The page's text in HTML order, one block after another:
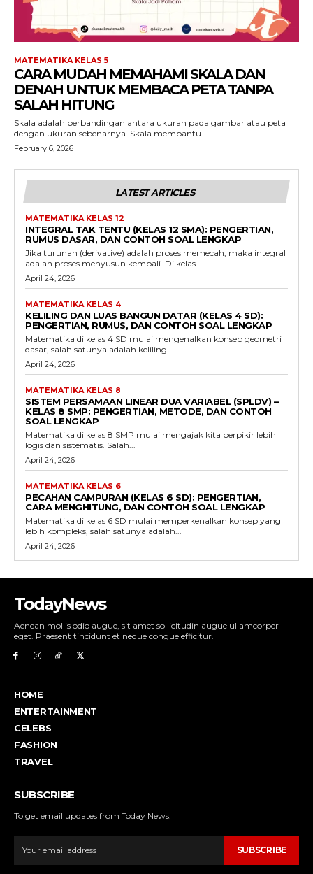
MATEMATIKA KELAS 5
CARA MUDAH MEMAHAMI SKALA DAN
DENAH UNTUK MEMBACA PETA TANPA
SALAH HITUNG
Skala adalah perbandingan antara ukuran pada gambar atau peta
dengan ukuran sebenarnya. Skala membantu...
February 6, 2026
LATEST ARTICLES
MATEMATIKA KELAS 12
INTEGRAL TAK TENTU (KELAS 12 SMA): PENGERTIAN,
RUMUS DASAR, DAN CONTOH SOAL LENGKAP
Jika turunan (derivative) adalah proses memecah, maka integral
adalah proses menyusun kembali. Di kelas...
April 24, 2026
MATEMATIKA KELAS 4
KELILING DAN LUAS BANGUN DATAR (KELAS 4 SD):
PENGERTIAN, RUMUS, DAN CONTOH SOAL LENGKAP
Matematika di kelas 4 SD mulai mengenalkan konsep geometri
dasar, salah satunya adalah keliling...
April 24, 2026
MATEMATIKA KELAS 8
SISTEM PERSAMAAN LINEAR DUA VARIABEL (SPLDV) –
KELAS 8 SMP: PENGERTIAN, METODE, DAN CONTOH
SOAL LENGKAP
Matematika di kelas 8 SMP mulai mengajak kita berpikir lebih
logis dan sistematis. Salah...
April 24, 2026
MATEMATIKA KELAS 6
PECAHAN CAMPURAN (KELAS 6 SD): PENGERTIAN,
CARA MENGHITUNG, DAN CONTOH SOAL LENGKAP
Matematika di kelas 6 SD mulai memperkenalkan konsep yang
lebih kompleks, salah satunya adalah...
April 24, 2026
TodayNews
Aenean mollis odio augue, sit amet sollicitudin augue ullamcorper
eget. Praesent tincidunt et neque congue efficitur.
HOME
ENTERTAINMENT
CELEBS
FASHION
TRAVEL
SUBSCRIBE
To get email updates from Today News.
SUBSCRIBE